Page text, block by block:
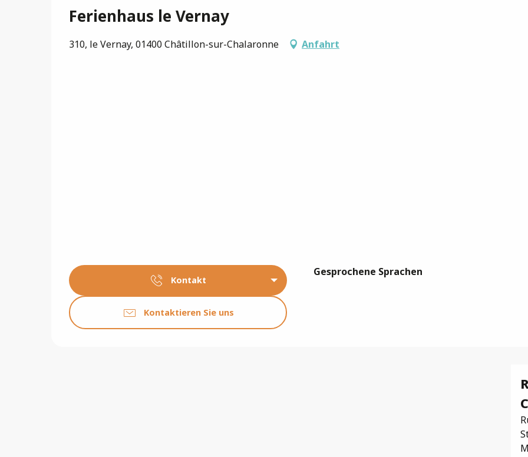
Ferienhaus le Vernay
310, le Vernay, 01400 Châtillon-sur-Chalaronne Anfahrt
Kontakt
Kontaktieren Sie uns
Gesprochene Sprachen
Gesprochene Sprachen